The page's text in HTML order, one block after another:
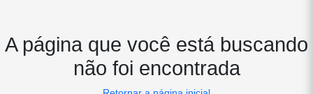
A página que você está buscando
não foi encontrada